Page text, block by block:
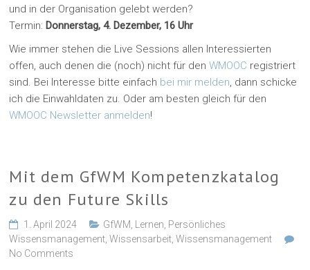
und in der Organisation gelebt werden?
Termin: Donnerstag, 4. Dezember, 16 Uhr
Wie immer stehen die Live Sessions allen Interessierten
offen, auch denen die (noch) nicht für denWMOOC registriert
sind. Bei Interesse bitte einfach bei mir melden, dann schicke
ich die Einwahldaten zu. Oder am besten gleich für den
WMOOC Newsletter anmelden!
Mit dem GfWM Kompetenzkatalog
zu den Future Skills
1. April 2024 GfWM Lernen Persönliches
Wissensmanagement ,Wissensarbeit ,Wissensmanagement
No Comments